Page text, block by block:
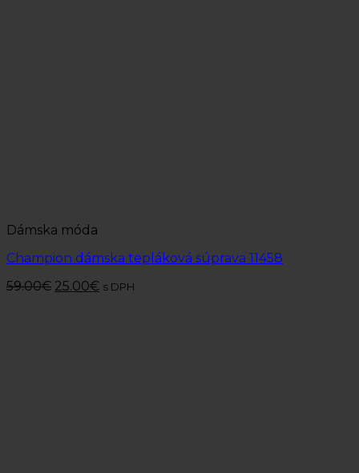
Dámska móda
Champion dámska tepláková súprava 11458
59.00€ 25.00€ s DPH